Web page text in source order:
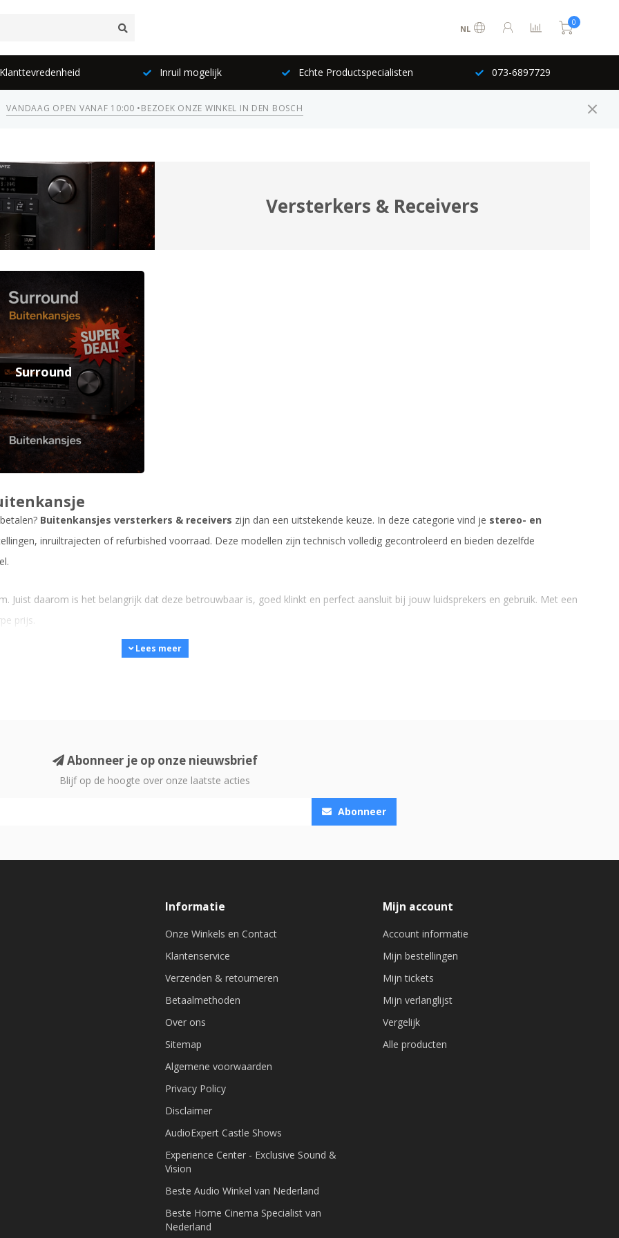
NL
0
Inruil mogelijk Echte Productspecialisten 073-6897729
VANDAAG OPEN VANAF 10:00 •BEZOEK ONZE WINKEL IN DEN BOSCH
Versterkers & Receivers
Surround
Buitenkansjes versterkers & receivers zijn dan een uitstekende keuze. In deze categorie vind je stereo- en
inruiltrajecten of refurbished voorraad. Deze modellen zijn technisch volledig gecontroleerd en bieden dezelfde
Juist daarom is het belangrijk dat deze betrouwbaar is, goed klinkt en perfect aansluit bij jouw luidsprekers en gebruik. Met een
prijs.
een logisch vervolg.
achtergronden hebben:
op werking, prestaties en betrouwbaarheid. Eventuele cosmetische kenmerken zijn op de foto's te zien.
Lees meer
Abonneer je op onze nieuwsbrief
Blijf op de hoogte over onze laatste acties
Abonneer
Informatie
Onze Winkels en Contact
Klantenservice
Verzenden & retourneren
Betaalmethoden
Over ons
Sitemap
Algemene voorwaarden
Privacy Policy
Disclaimer
AudioExpert Castle Shows
Experience Center - Exclusive Sound &
Vision
Beste Audio Winkel van Nederland
Beste Home Cinema Specialist van
Nederland
Mijn account
Account informatie
Mijn bestellingen
Mijn tickets
Mijn verlanglijst
Vergelijk
Alle producten